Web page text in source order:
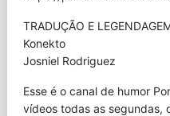
TRADUÇÃO E
Konekto
Josniel Rodriguez
Esse é o canal de humor
vídeos todas as segundas,